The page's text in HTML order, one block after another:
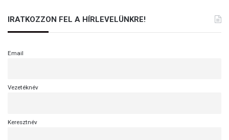
IRATKOZZON FEL A HÍRLEVELÜNKRE!
Email
Vezetéknév
Keresztnév